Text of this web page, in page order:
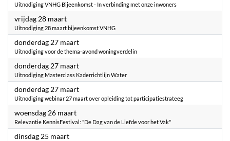
Uitnodiging VNHG Bijeenkomst - In verbinding met onze inwoners
vrijdag 28 maart2025
Uitnodiging 28 maart bijeenkomst VNHG
donderdag 27 maart2025
Uitnodiging voor de thema-avond woningverdelin
donderdag 27 maart2025
Uitnodiging Masterclass Kaderrichtlijn Water
donderdag 27 maart2025
Uitnodiging webinar 27 maart over opleiding tot participatiestrateeg
woensdag 26 maart2025
Relevantie KennisFestival: "De Dag van de Liefde voor het Vak"
dinsdag 25 maart2025